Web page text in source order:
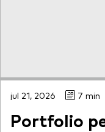
jul 21, 2026 7 min
Portfolio